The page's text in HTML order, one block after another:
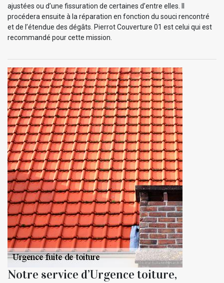
ajustées ou d’une fissuration de certaines d’entre elles. Il
procédera ensuite à la réparation en fonction du souci rencontré
et de l’étendue des dégâts. Pierrot Couverture 01 est celui qui est
recommandé pour cette mission.
Notre service d’Urgence toiture,